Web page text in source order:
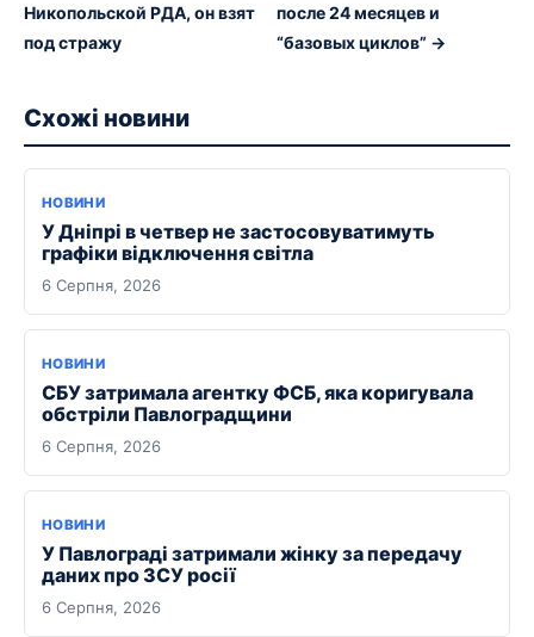
Никопольской РДА, он взят
под стражу
после 24 месяцев и
“базовых циклов” →
Схожі новини
НОВИНИ
У Дніпрі в четвер не застосовуватимуть
графіки відключення світла
6 Серпня, 2026
НОВИНИ
СБУ затримала агентку ФСБ, яка коригувала
обстріли Павлоградщини
6 Серпня, 2026
НОВИНИ
У Павлограді затримали жінку за передачу
даних про ЗСУ росії
6 Серпня, 2026